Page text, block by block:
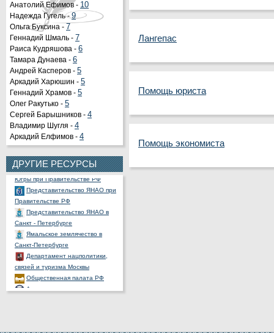
Анатолий Ефимов - 10
Надежда Гугель -9
Ольга Буксина - 7
Геннадий Шмаль - 7
Раиса Кудряшова - 6
Тамара Дунаева - 6
Андрей Касперов - 5
Аркадий Харюшин - 5
Геннадий Храмов - 5
Олег Ракутько - 5
Сергей Барышников - 4
Владимир Шугля - 4
Аркадий Елфимов - 4
ДРУГИЕ РЕСУРСЫ
Органы государственной
власти РФ
Портал государственных и
муниципальных услуг
Официальный портал
Представительство ХМАО -
Югры при Правительстве РФ
Представительство ЯНАО при
Правительстве РФ
Представительство ЯНАО в
Санкт - Петербурге
Ямальское землячество в
Санкт-Петербурге
Департамент нацполитики,
связей и туризма Москвы
Общественная палата РФ
Ассоциация полярников
Лангепас
Помощь юриста
Помощь экономиста